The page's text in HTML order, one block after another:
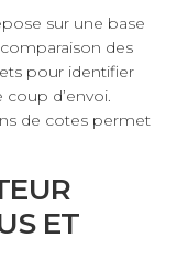
sur une base
des
pour identifier
coup d’envoi.
de cotes permet
ET